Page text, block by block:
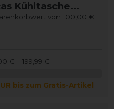
Kühltasche...
von 100,00 €
€ – 199,99 €
bis zum Gratis-Artikel